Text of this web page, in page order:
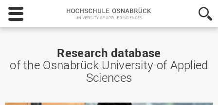
Hochschule
Osnabrück
-
Sciences
Research database
of the Osnabrück University of Applied
Sciences